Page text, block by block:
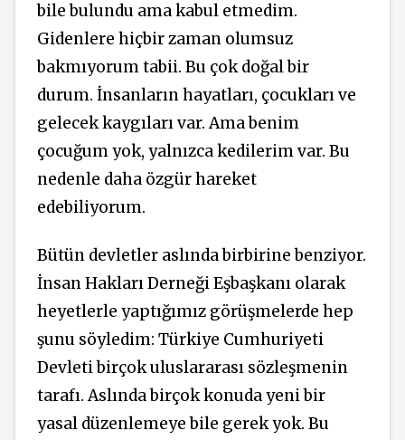
bile bulundu ama kabul etmedim.
Gidenlere hiçbir zaman olumsuz
bakmıyorum tabii. Bu çok doğal bir
durum. İnsanların hayatları, çocukları ve
gelecek kaygıları var. Ama benim
çocuğum yok, yalnızca kedilerim var. Bu
nedenle daha özgür hareket
edebiliyorum.
Bütün devletler aslında birbirine benziyor.
İnsan Hakları Derneği Eşbaşkanı olarak
heyetlerle yaptığımız görüşmelerde hep
şunu söyledim: Türkiye Cumhuriyeti
Devleti birçok uluslararası sözleşmenin
tarafı. Aslında birçok konuda yeni bir
yasal düzenlemeye bile gerek yok. Bu